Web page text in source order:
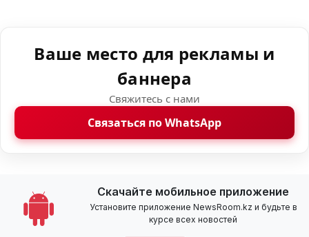
Ваше место для рекламы и
баннера
Свяжитесь с нами
Связаться по WhatsApp
Скачайте мобильное приложение
Установите приложение NewsRoom.kz и будьте в
курсе всех новостей